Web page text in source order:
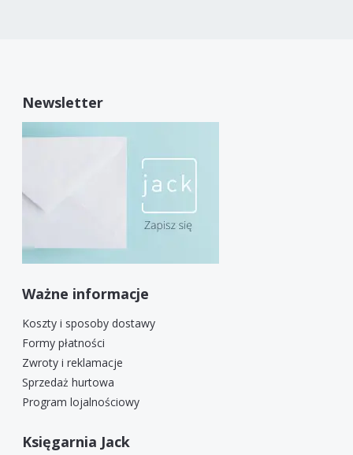
Newsletter
Ważne informacje
Koszty i sposoby dostawy
Formy płatności
Zwroty i reklamacje
Sprzedaż hurtowa
Program lojalnościowy
Księgarnia Jack